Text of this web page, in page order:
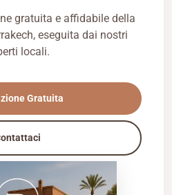
gratuita e affidabile della
eseguita dai nostri
locali.
Gratuita